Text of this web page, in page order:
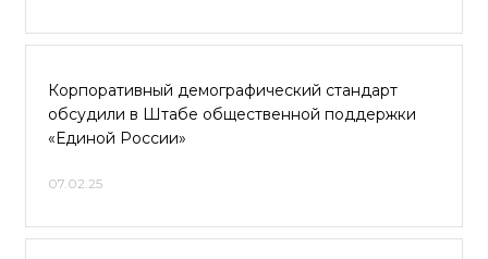
Корпоративный демографический стандарт
обсудили в Штабе общественной поддержки
«Единой России»
07.02.25